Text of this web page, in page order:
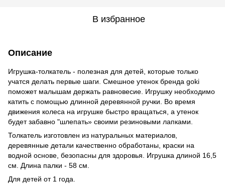
В избранное
Описание
Игрушка-толкатель - полезная для детей, которые только
учатся делать первые шаги. Смешное утенок бренда goki
поможет малышам держать равновесие. Игрушку необходимо
катить с помощью длинной деревянной ручки. Во время
движения колеса на игрушке быстро вращаться, а утенок
будет забавно "шлепать» своими резиновыми лапками.
Толкатель изготовлен из натуральных материалов,
деревянные детали качественно обработаны, краски на
водной основе, безопасны для здоровья. Игрушка длиной 16,5
см. Длина палки - 58 см.
Для детей от 1 года.